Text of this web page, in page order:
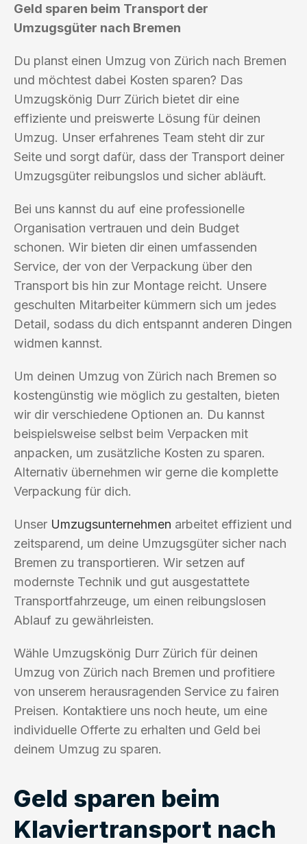
Geld sparen beim Transport der
Umzugsgüter nach Bremen
Du planst einen Umzug von Zürich nach Bremen
und möchtest dabei Kosten sparen? Das
Umzugskönig Durr Zürich bietet dir eine
effiziente und preiswerte Lösung für deinen
Umzug. Unser erfahrenes Team steht dir zur
Seite und sorgt dafür, dass der Transport deiner
Umzugsgüter reibungslos und sicher abläuft.
Bei uns kannst du auf eine professionelle
Organisation vertrauen und dein Budget
schonen. Wir bieten dir einen umfassenden
Service, der von der Verpackung über den
Transport bis hin zur Montage reicht. Unsere
geschulten Mitarbeiter kümmern sich um jedes
Detail, sodass du dich entspannt anderen Dingen
widmen kannst.
Um deinen Umzug von Zürich nach Bremen so
kostengünstig wie möglich zu gestalten, bieten
wir dir verschiedene Optionen an. Du kannst
beispielsweise selbst beim Verpacken mit
anpacken, um zusätzliche Kosten zu sparen.
Alternativ übernehmen wir gerne die komplette
Verpackung für dich.
Unser Umzugsunternehmen arbeitet effizient und
zeitsparend, um deine Umzugsgüter sicher nach
Bremen zu transportieren. Wir setzen auf
modernste Technik und gut ausgestattete
Transportfahrzeuge, um einen reibungslosen
Ablauf zu gewährleisten.
Wähle Umzugskönig Durr Zürich für deinen
Umzug von Zürich nach Bremen und profitiere
von unserem herausragenden Service zu fairen
Preisen. Kontaktiere uns noch heute, um eine
individuelle Offerte zu erhalten und Geld bei
deinem Umzug zu sparen.
Geld sparen beim
Klaviertransport nach